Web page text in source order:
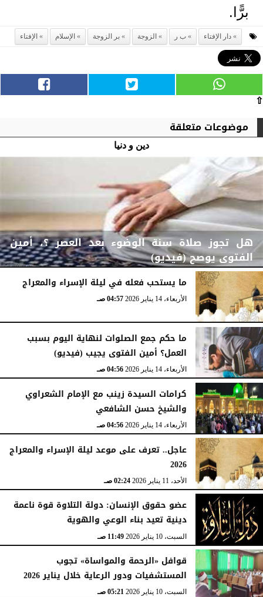
برًّا.
دار الإفتاء ب ر الزوجة بر الزوجة الإسلام الإفتاء
⇧
موضوعات متعلقة
دين و دنيا
هل تجوز صلاة سنة الوضوء بعد العصر ؟، أمين
الفتوى يوصح (فيديو)
الأربعاء، 14 يناير 2026 04:59 صـ
ما يستحب فعله في ليلة الإسراء والمعراج
الأربعاء، 14 يناير 2026 04:57 صـ
ما حكم جمع الصلوات لنهاية اليوم بسبب
العمل؟ أمين الفتوى يجيب (فيديو)
الأربعاء، 14 يناير 2026 04:56 صـ
كرامات السيدة زينب مع الإمام الشعراوي
والشيخ حسن الشافعي
الأربعاء، 14 يناير 2026 04:56 صـ
عاجل.. تعرف على موعد ليلة الإسراء والمعراج
2026
الأحد، 11 يناير 2026 02:24 صـ
عضو حقوق الإنسان: دولة التلاوة قوة ناعمة
دينية تعيد بناء الوعي والهوية
السبت، 10 يناير 2026 11:49 صـ
قوافل «الرحمة والمواساة» تجوب
المستشفيات ودور الرعاية خلال يناير 2026
السبت، 10 يناير 2026 05:21 صـ